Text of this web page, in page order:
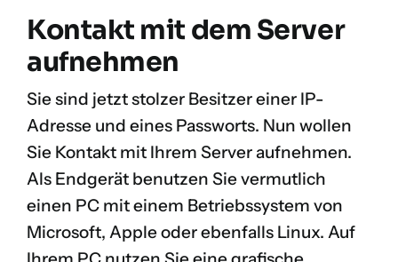
Kontakt mit dem Server
aufnehmen
Sie sind jetzt stolzer Besitzer einer IP-
Adresse und eines Passworts. Nun wollen
Sie Kontakt mit Ihrem Server aufnehmen.
Als Endgerät benutzen Sie vermutlich
einen PC mit einem Betriebssystem von
Microsoft, Apple oder ebenfalls Linux. Auf